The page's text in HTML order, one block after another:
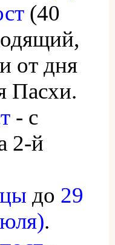
(40
от дня
Пасхи.
- с
2-й
до 29
.